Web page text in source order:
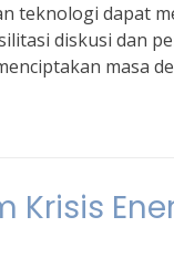
teknologi dapat
diskusi dan
masa
Krisis